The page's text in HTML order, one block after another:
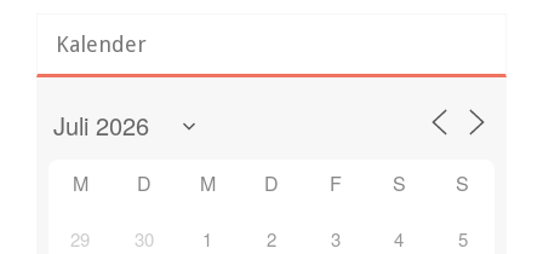
Kalender
M D M D F S S
29 30 1 2 3 4 5